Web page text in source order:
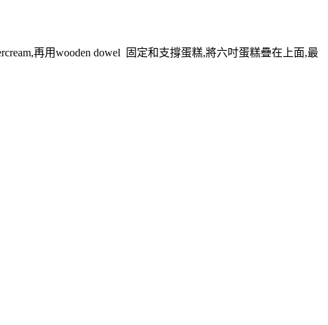
再用wooden dowel 固定和支撐蛋糕,將六吋蛋糕疊在上面,最